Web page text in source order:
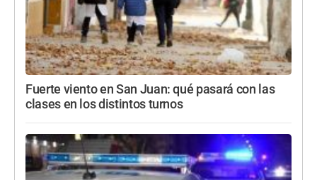
Fuerte viento en San Juan: qué pasará con las
clases en los distintos turnos